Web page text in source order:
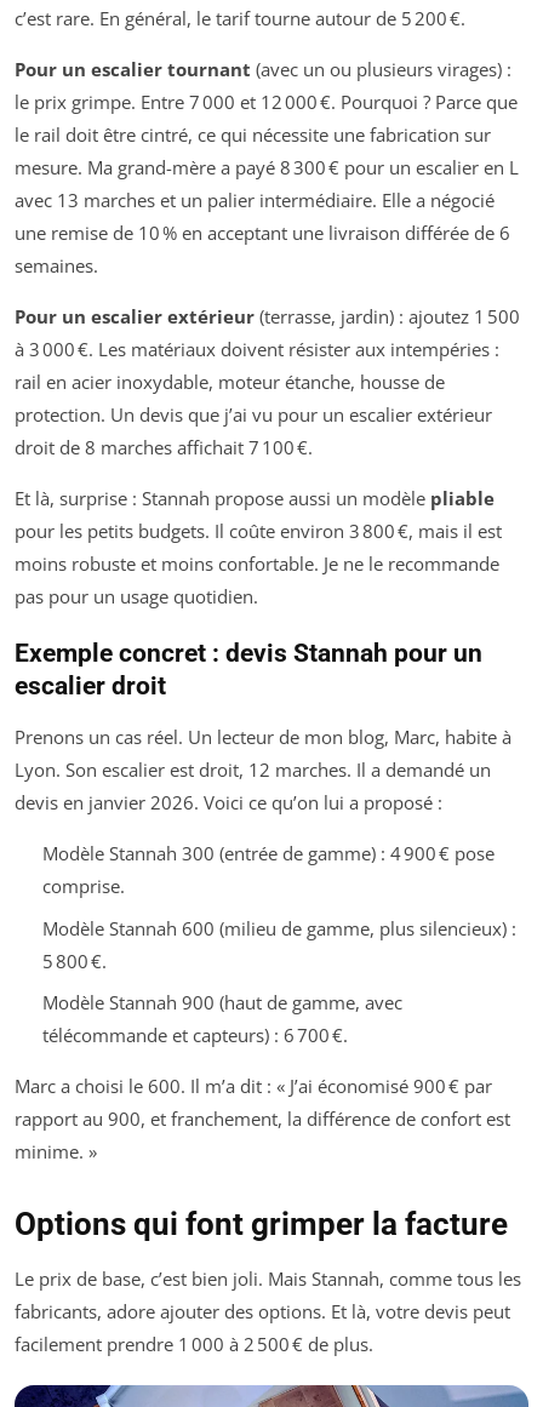
c’est rare. En général, le tarif tourne autour de 5 200 €.
Pour un escalier tournant (avec un ou plusieurs virages) :
le prix grimpe. Entre 7 000 et 12 000 €. Pourquoi ? Parce que
le rail doit être cintré, ce qui nécessite une fabrication sur
mesure. Ma grand-mère a payé 8 300 € pour un escalier en L
avec 13 marches et un palier intermédiaire. Elle a négocié
une remise de 10 % en acceptant une livraison différée de 6
semaines.
Pour un escalier extérieur (terrasse, jardin) : ajoutez 1 500
à 3 000 €. Les matériaux doivent résister aux intempéries :
rail en acier inoxydable, moteur étanche, housse de
protection. Un devis que j’ai vu pour un escalier extérieur
droit de 8 marches affichait 7 100 €.
Et là, surprise : Stannah propose aussi un modèle pliable
pour les petits budgets. Il coûte environ 3 800 €, mais il est
moins robuste et moins confortable. Je ne le recommande
pas pour un usage quotidien.
Exemple concret : devis Stannah pour un
escalier droit
Prenons un cas réel. Un lecteur de mon blog, Marc, habite à
Lyon. Son escalier est droit, 12 marches. Il a demandé un
devis en janvier 2026. Voici ce qu’on lui a proposé :
Modèle Stannah 300 (entrée de gamme) : 4 900 € pose
comprise.
Modèle Stannah 600 (milieu de gamme, plus silencieux) :
5 800 €.
Modèle Stannah 900 (haut de gamme, avec
télécommande et capteurs) : 6 700 €.
Marc a choisi le 600. Il m’a dit : « J’ai économisé 900 € par
rapport au 900, et franchement, la différence de confort est
minime. »
Options qui font grimper la facture
Le prix de base, c’est bien joli. Mais Stannah, comme tous les
fabricants, adore ajouter des options. Et là, votre devis peut
facilement prendre 1 000 à 2 500 € de plus.